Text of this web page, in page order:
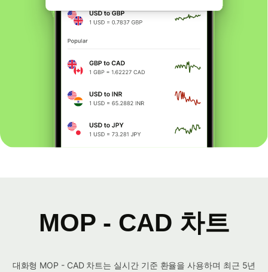
MOP - CAD 차트
대화형 MOP - CAD 차트는 실시간 기준 환율을 사용하며 최근 5년